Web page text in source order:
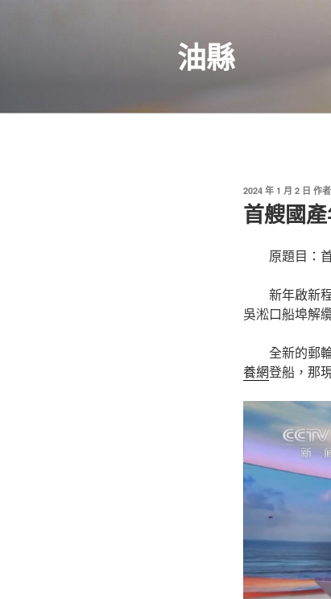
油縣
發
佈
於
2024 年 1 月 2 日 作
首艘國
原題目：
新年啟新
吳淞口船埠解
全新的郵
養網登船，那